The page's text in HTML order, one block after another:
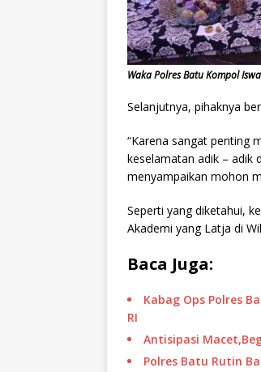
Waka Polres Batu Kompol
Selanjutnya, pihaknya
“Karena sangat penting
keselamatan adik – adik
menyampaikan mohon
Seperti yang diketahui,
Akademi yang Latja di
Baca Juga:
Kabag Ops Polres
RI
Antisipasi
Polres Batu Rutin